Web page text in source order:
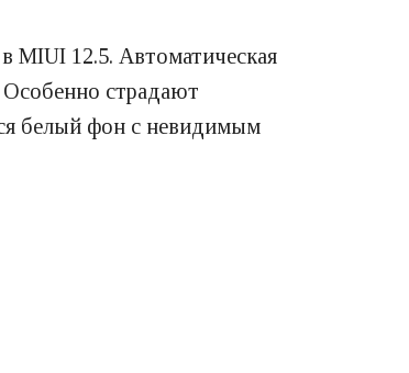
MIUI 12.5. Автоматическая
страдают
белый фон с невидимым